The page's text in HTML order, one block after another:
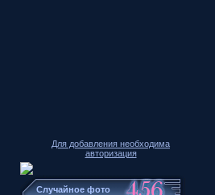
Для добавления необходима
авторизация
Случайное фото